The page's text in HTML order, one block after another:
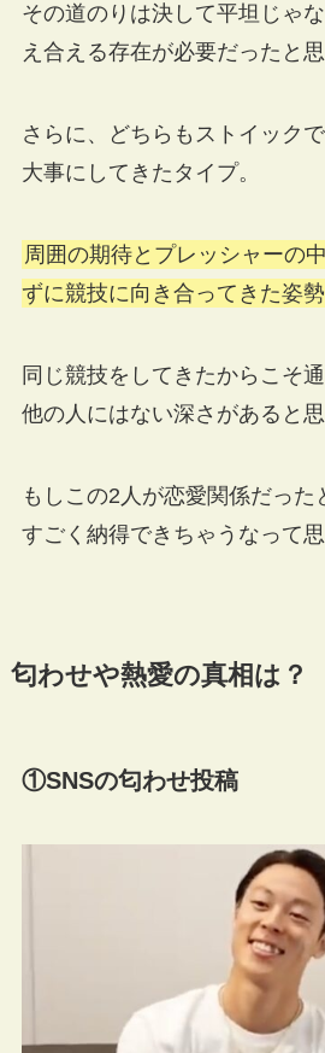
その道のりは決して平坦じゃ
え合える存在が必要だったと思
さらに、どちらもストイック
大事にしてきたタイプ。
周囲の期待とプレッシャーの
ずに競技に向き合ってきた姿
同じ競技をしてきたからこそ
他の人にはない深さがあると思
もしこの2人が恋愛関係だっ
すごく納得できちゃうなって
匂わせや熱愛の真相は？
①SNSの匂わせ投稿